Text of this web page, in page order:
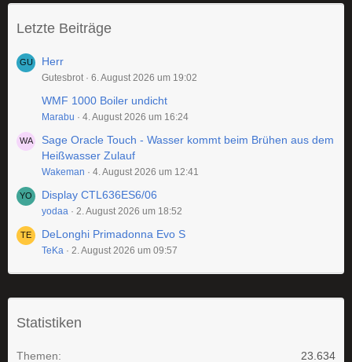
Letzte Beiträge
Herr
Gutesbrot 6. August 2026 um 19:02
WMF 1000 Boiler undicht
Marabu 4. August 2026 um 16:24
Sage Oracle Touch - Wasser kommt beim Brühen aus dem
Heißwasser Zulauf
Wakeman 4. August 2026 um 12:41
Display CTL636ES6/06
yodaa 2. August 2026 um 18:52
DeLonghi Primadonna Evo S
TeKa 2. August 2026 um 09:57
Statistiken
Themen
23.634